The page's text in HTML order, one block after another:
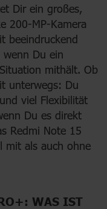
Dir ein großes,
200-MP-Kamera
beeindruckend
Du ein
mithält. Ob
unterwegs: Du
viel Flexibilität
Du es direkt
Redmi Note 15
mit als auch ohne
WAS IST